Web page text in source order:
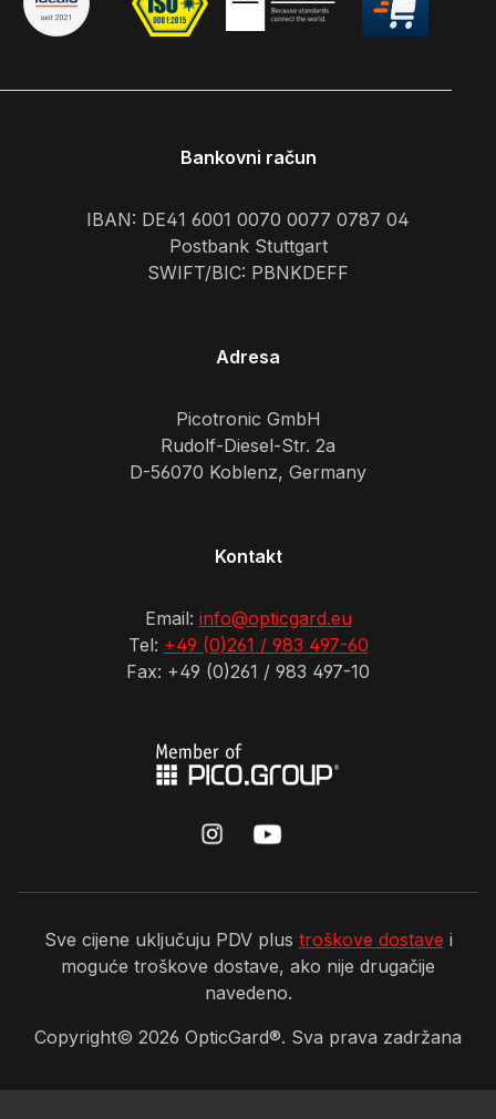
Bankovni račun
IBAN: DE41 6001 0070 0077 0787 04
Postbank Stuttgart
SWIFT/BIC: PBNKDEFF
Adresa
Picotronic GmbH
Rudolf-Diesel-Str. 2a
D-56070 Koblenz, Germany
Kontakt
Email: info@opticgard.eu
Tel: +49 (0)261 / 983 497-60
Fax: +49 (0)261 / 983 497-10
Sve cijene uključuju PDV plus troškove dostave i
moguće troškove dostave, ako nije drugačije
navedeno.
Copyright© 2026 OpticGard®. Sva prava zadržana